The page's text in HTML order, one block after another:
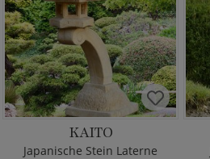
KAITO
Japanische Stein Laterne